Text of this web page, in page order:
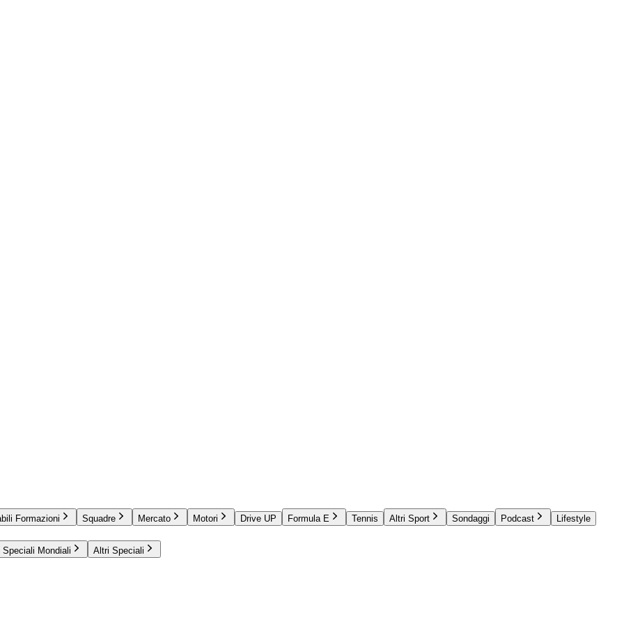
Formazioni Squadre Mercato Motori Drive UP Formula E Tennis Altri Sport Sondaggi Podcast Lifestyle
Speciali Mondiali Altri Speciali